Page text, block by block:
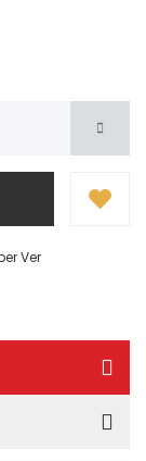
Ver